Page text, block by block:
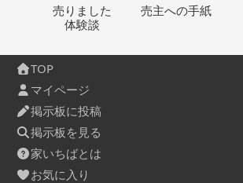
売りました
体験談
売主への手紙
TOP
マイページ
掲示板に投稿
掲示板を見る
家いちばとは
お気に入り